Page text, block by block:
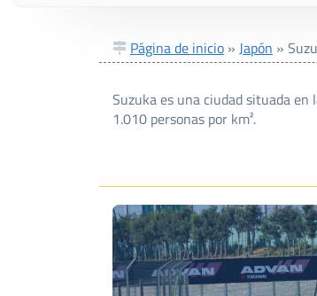
Página de inicio » Japón »
Suzuka es una ciudad situada
1.010 personas por km².